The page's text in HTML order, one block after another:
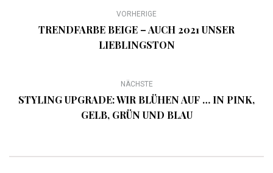
VORHERIGE
TRENDFARBE BEIGE – AUCH 2021 UNSER
LIEBLINGSTON
NÄCHSTE
STYLING UPGRADE: WIR BLÜHEN AUF … IN PINK,
GELB, GRÜN UND BLAU